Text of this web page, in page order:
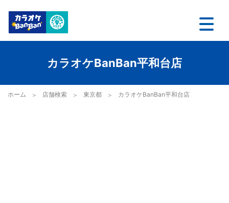
カラオケBanBan平和台店
ホーム 店舗検索 東京都 カラオケBanBan平和台店